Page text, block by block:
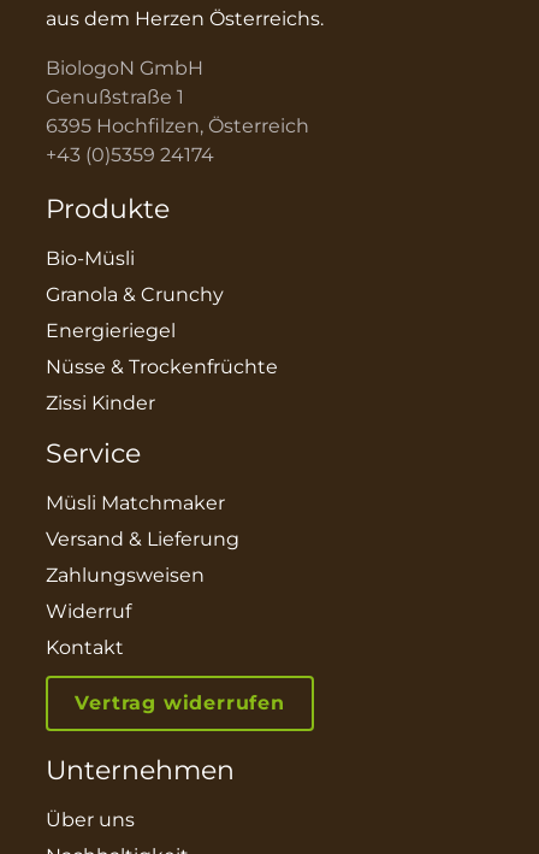
aus dem Herzen Österreichs.
BiologoN GmbH
Genußstraße 1
6395 Hochfilzen, Österreich
+43 (0)5359 24174
Produkte
Bio-Müsli
Granola & Crunchy
Energieriegel
Nüsse & Trockenfrüchte
Zissi Kinder
Service
Müsli Matchmaker
Versand & Lieferung
Zahlungsweisen
Widerruf
Kontakt
Vertrag widerrufen
Unternehmen
Über uns